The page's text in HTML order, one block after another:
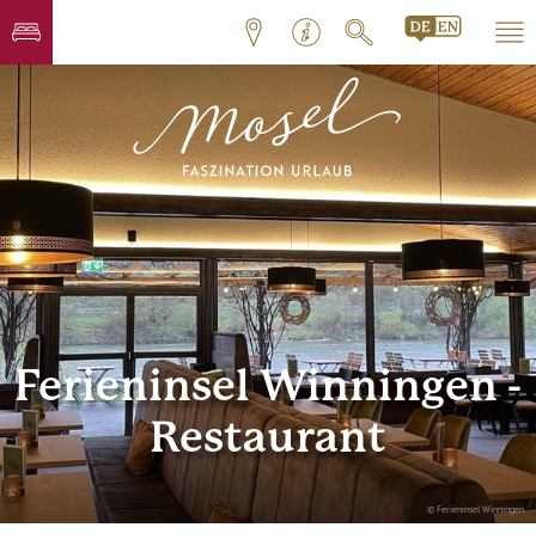
© Ferieninsel Winningen
Ferieninsel Winningen -
Restaurant